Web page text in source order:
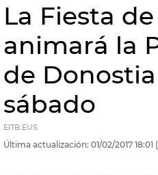
La Fiesta
animará la
de
sábado
EITB.EUS
Última actualización: 01/02/2017 18:01